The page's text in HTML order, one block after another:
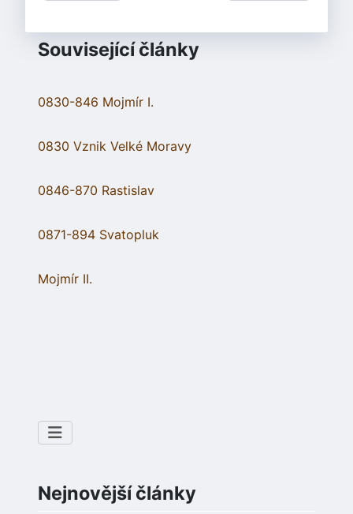
Související články
0830-846 Mojmír I.
0830 Vznik Velké Moravy
0846-870 Rastislav
0871-894 Svatopluk
Mojmír II.
Nejnovější články